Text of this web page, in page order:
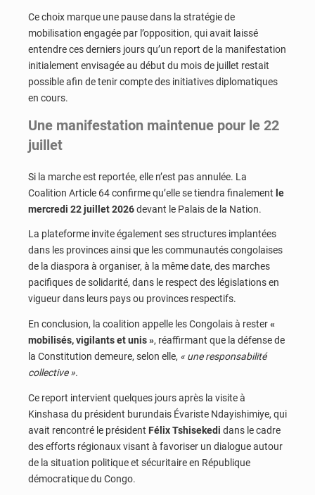
Ce choix marque une pause dans la stratégie de
mobilisation engagée par l’opposition, qui avait laissé
entendre ces derniers jours qu’un report de la manifestation
initialement envisagée au début du mois de juillet restait
possible afin de tenir compte des initiatives diplomatiques
en cours.
Une manifestation maintenue pour le 22
juillet
Si la marche est reportée, elle n’est pas annulée. La
Coalition Article 64 confirme qu’elle se tiendra finalement le
mercredi 22 juillet 2026devant le Palais de la Nation.
La plateforme invite également ses structures implantées
dans les provinces ainsi que les communautés congolaises
de la diaspora à organiser, à la même date, des marches
pacifiques de solidarité, dans le respect des législations en
vigueur dans leurs pays ou provinces respectifs.
En conclusion, la coalition appelle les Congolais à rester«
mobilisés, vigilants et unis », réaffirmant que la défense de
la Constitution demeure, selon elle, « une responsabilité
collective ».
Ce report intervient quelques jours après la visite à
Kinshasa du président burundais Évariste Ndayishimiye, qui
avait rencontré le président Félix Tshisekedi dans le cadre
des efforts régionaux visant à favoriser un dialogue autour
de la situation politique et sécuritaire en République
démocratique du Congo.